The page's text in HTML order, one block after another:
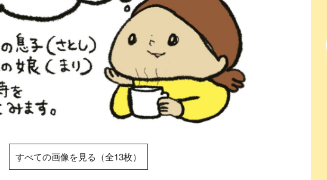
すべての画像を見る（全13枚）